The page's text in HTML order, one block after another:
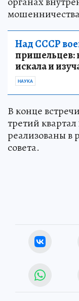
Над СССР
пришельцев:
искала и
НАУКА
В конце
третий квартал
реализованы в
совета.